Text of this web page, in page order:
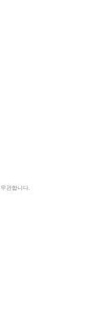
관합니다.